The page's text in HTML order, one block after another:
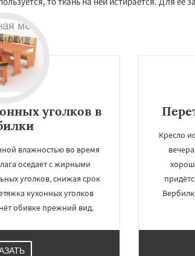
уголков в
влажностью во время
оседает с жирными
уголков, снижая срок
кухонных уголков
обивке прежний вид.
Кресло